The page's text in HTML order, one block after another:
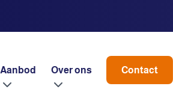
Aanbod Over ons Contact